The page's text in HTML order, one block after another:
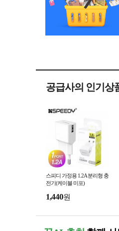
공급사의 인기상
스피디 가정용 1.2A 분리형 충
전기(케이블 미포)
1,440원